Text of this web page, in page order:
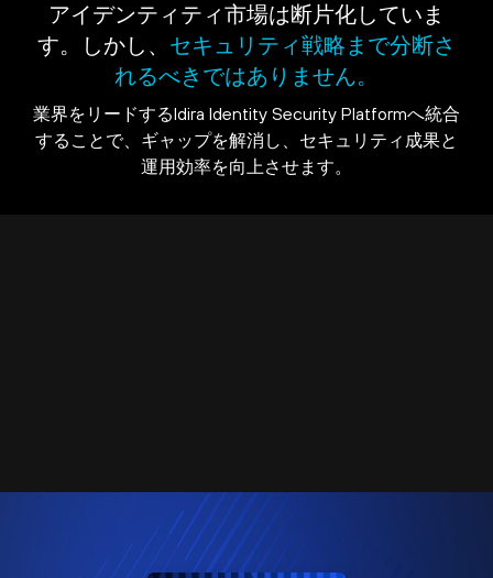
アイデンティティ市場は断片化していま
す。しかし、 セキュリティ戦略まで分断さ
れるべきではありません。
業界をリードするIdira Identity Security Platformへ統合
することで、ギャップを解消し、セキュリティ成果と
運用効率を向上させます。